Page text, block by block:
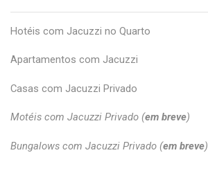
Hotéis com Jacuzzi no Quarto
Apartamentos com Jacuzzi
Casas com Jacuzzi Privado
Motéis com Jacuzzi Privado (em breve)
Bungalows com Jacuzzi Privado (em breve)